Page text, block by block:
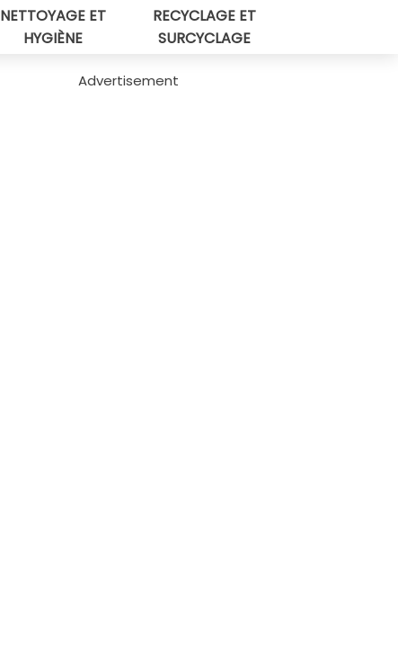
NETTOYAGE ET
HYGIÈNE
RECYCLAGE ET
SURCYCLAGE
Advertisement